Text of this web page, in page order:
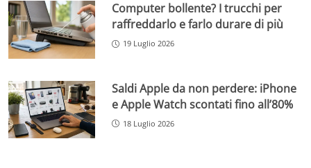
Computer bollente? I trucchi per
raffreddarlo e farlo durare di più
19 Luglio 2026
Saldi Apple da non perdere: iPhone
e Apple Watch scontati fino all’80%
18 Luglio 2026